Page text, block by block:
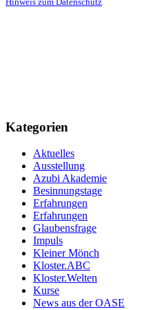
Kategorien
Aktuelles
Ausstellung
Azubi Akademie
Besinnungstage
Erfahrungen
Erfahrungen
Glaubensfrage
Impuls
Kleiner Mönch
Kloster.ABC
Kloster.Welten
Kurse
News aus der OASE